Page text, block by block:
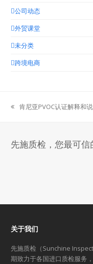
公司动态
外贸课堂
未分类
跨境电商
previous
肯尼亚PVOC认证解释和
先施质检，您最可信
关于我们
先施质检（Sunchine
期致力于各国进口质检服务